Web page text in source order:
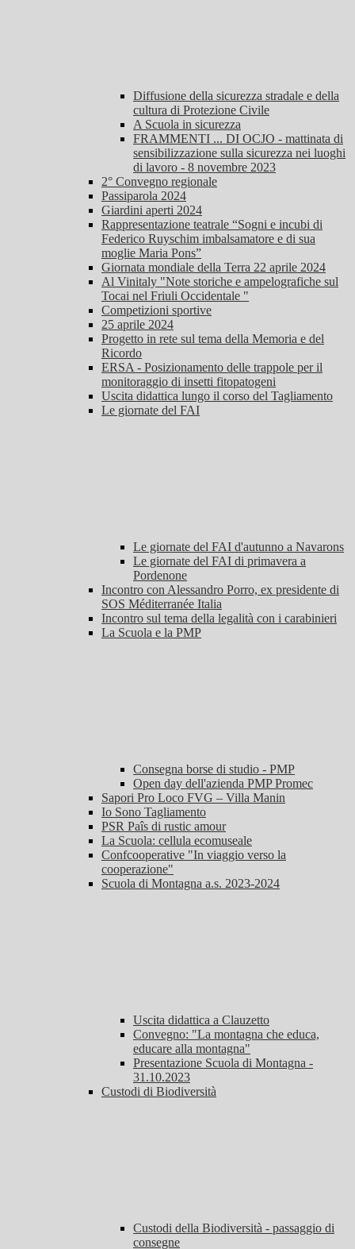
Diffusione della sicurezza stradale e della
cultura di Protezione Civile
A Scuola in sicurezza
FRAMMENTI ... DI OCJO - mattinata di
sensibilizzazione sulla sicurezza nei luoghi
di lavoro - 8 novembre 2023
2° Convegno regionale
Passiparola 2024
Giardini aperti 2024
Rappresentazione teatrale “Sogni e incubi di
Federico Ruyschim imbalsamatore e di sua
moglie Maria Pons”
Giornata mondiale della Terra 22 aprile 2024
Al Vinitaly "Note storiche e ampelografiche sul
Tocai nel Friuli Occidentale "
Competizioni sportive
25 aprile 2024
Progetto in rete sul tema della Memoria e del
Ricordo
ERSA - Posizionamento delle trappole per il
monitoraggio di insetti fitopatogeni
Uscita didattica lungo il corso del Tagliamento
Le giornate del FAI
Le giornate del FAI d'autunno a Navarons
Le giornate del FAI di primavera a
Pordenone
Incontro con Alessandro Porro, ex presidente di
SOS Méditerranée Italia
Incontro sul tema della legalità con i carabinieri
La Scuola e la PMP
Consegna borse di studio - PMP
Open day dell'azienda PMP Promec
Sapori Pro Loco FVG – Villa Manin
Io Sono Tagliamento
PSR Paîs di rustic amour
La Scuola: cellula ecomuseale
Confcooperative "In viaggio verso la
cooperazione"
Scuola di Montagna a.s. 2023-2024
Uscita didattica a Clauzetto
Convegno: "La montagna che educa,
educare alla montagna"
Presentazione Scuola di Montagna -
31.10.2023
Custodi di Biodiversità
Custodi della Biodiversità - passaggio di
consegne